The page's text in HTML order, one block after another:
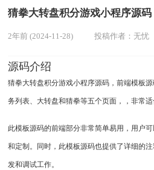
猜拳大转盘积分游戏小程序源码
2年前 (2024-11-28) 投稿作者： 无忧
源码介绍
猜拳大转盘积分游戏小程序源码，前端模板
务列表、大转盘和猜拳等五个页面，，非常适
此模板源码的前端部分非常简单易用，用户
和定制。同时，此模板源码也提供了详细的
发和调试工作。